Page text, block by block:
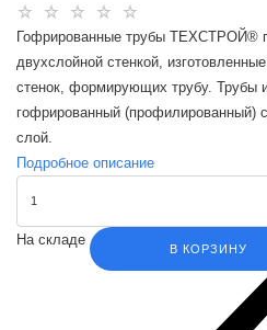
Гофрированные трубы ТЕХСТРОЙ®
двухслойной стенкой,
стенок, формирующих трубу. Трубы
гофрированный (профилированный)
слой.
Подробное описание
На складе
В КОРЗИНУ